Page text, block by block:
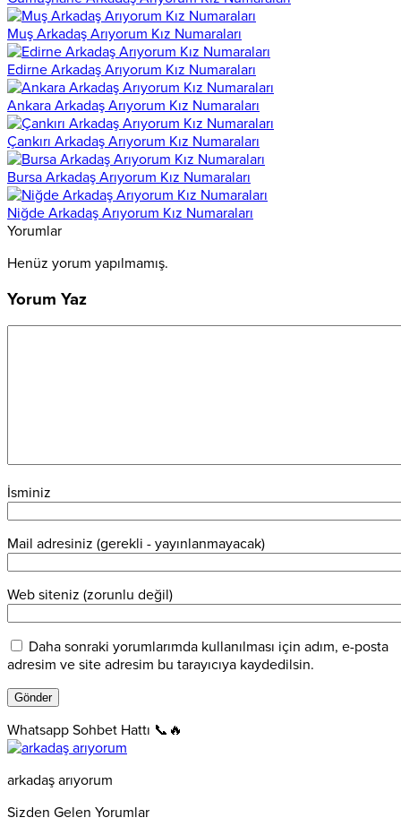
Muş Arkadaş Arıyorum Kız Numaraları
Edirne Arkadaş Arıyorum Kız Numaraları
Ankara Arkadaş Arıyorum Kız Numaraları
Çankırı Arkadaş Arıyorum Kız Numaraları
Bursa Arkadaş Arıyorum Kız Numaraları
Niğde Arkadaş Arıyorum Kız Numaraları
Yorumlar
Henüz yorum yapılmamış.
Yorum Yaz
İsminiz
Mail adresiniz (gerekli - yayınlanmayacak)
Web siteniz (zorunlu değil)
Daha sonraki yorumlarımda kullanılması için adım, e-posta
adresim ve site adresim bu tarayıcıya kaydedilsin.
Whatsapp Sohbet Hattı 📞🔥
arkadaş arıyorum
Sizden Gelen Yorumlar